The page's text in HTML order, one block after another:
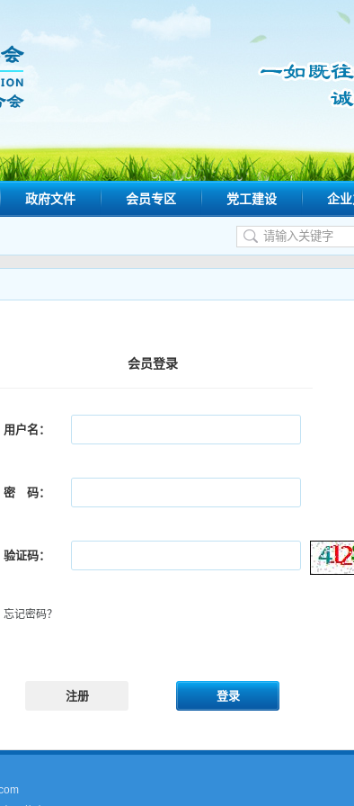
政府文件 会员专区 党工建设 企
会员登录
用户名：
密 码：
验证码：
忘记密码？
注册 登录